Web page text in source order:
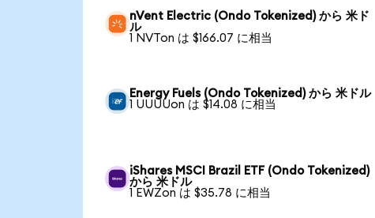
nVent Electric (Ondo Tokenized) から 米ド
ル
1 NVTon は $166.07 に相当
Energy Fuels (Ondo Tokenized) から 米ドル
1 UUUUon は $14.08 に相当
iShares MSCI Brazil ETF (Ondo Tokenized)
から 米ドル
1 EWZon は $35.78 に相当